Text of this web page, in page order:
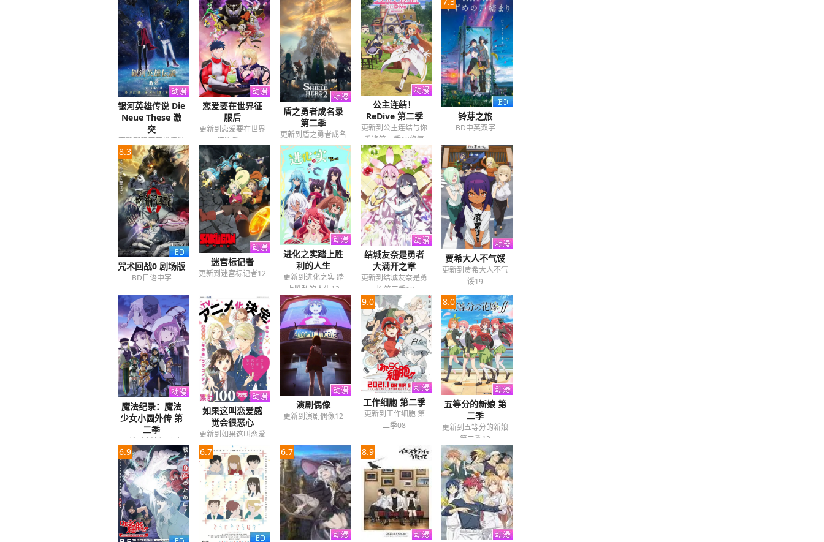
银河英雄传说 Die
Neue These 激
突
更新到银河英雄传说
激突12
恋爱要在世界征
服后
更新到恋爱要在世界
征服后12
盾之勇者成名录
第二季
更新到盾之勇者成名
录第二季13
公主连结！
ReDive 第二季
更新到公主连结与你
重逢第二季12修复
铃芽之旅
BD中英双字
8.3
咒术回战0 剧场版
BD日语中字
迷宫标记者
更新到迷宫标记者12
进化之实踏上胜
利的人生
更新到进化之实 踏
上胜利的人生12
结城友奈是勇者
大满开之章
更新到结城友奈是勇
者 第三季12
贾希大人不气馁
更新到贾希大人不气
馁19
魔法纪录：魔法
少女小圆外传 第
二季
更新到魔法纪录 魔
法少女小圆外传第二
季08
如果这叫恋爱感
觉会很恶心
更新到如果这叫恋爱
感觉会很恶心12
演剧偶像
更新到演剧偶像12
9.0
工作细胞 第二季
更新到工作细胞 第
二季08
8.0
五等分的新娘 第
二季
更新到五等分的新娘
第二季12
6.9 6.7 6.7 8.9